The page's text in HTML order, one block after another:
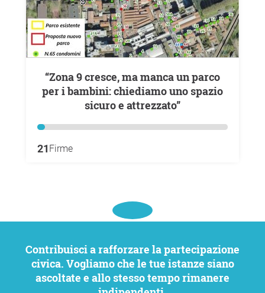
“Zona 9 cresce, ma manca un parco
per i bambini: chiediamo uno spazio
sicuro e attrezzato”
21 Firme
Contribuisci a rafforzare la partecipazione
civica. Vogliamo che le tue istanze siano
ascoltate e allo stesso tempo rimanere